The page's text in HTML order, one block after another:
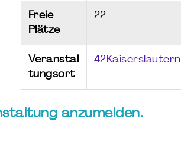
Freie
Plätze
22
Veranstal
tungsort
42Kaiserslautern
anzumelden.